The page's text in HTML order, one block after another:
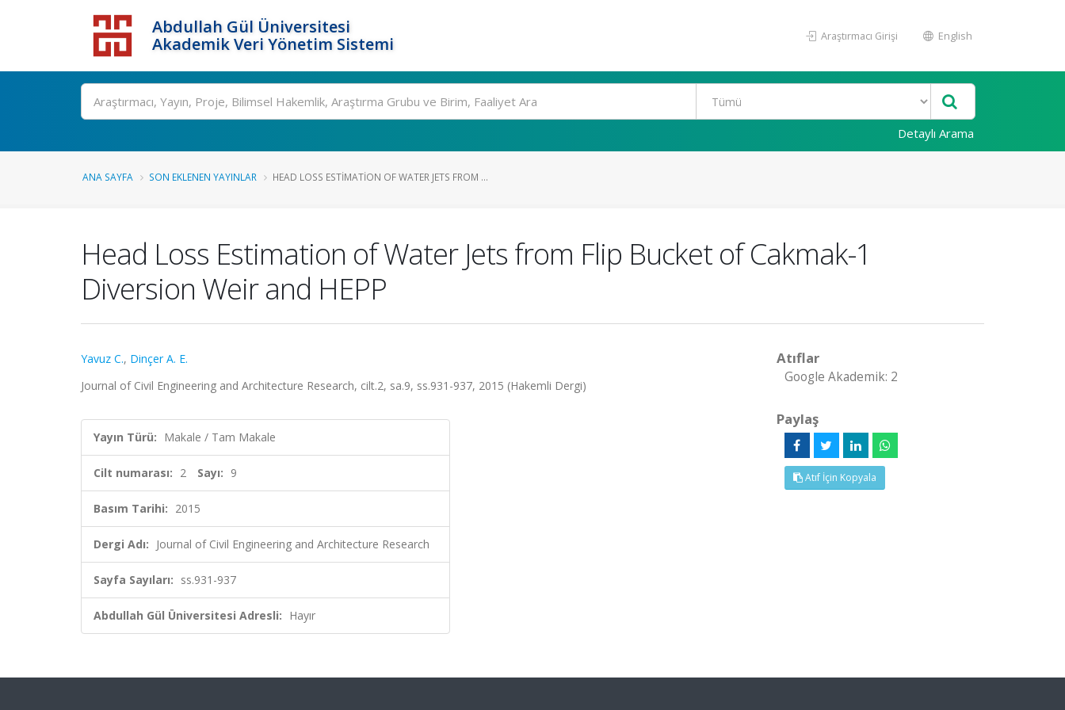
Abdullah Gül Üniversitesi
Akademik Veri Yönetim Sistemi
Araştırmacı Girişi English
Detaylı Arama
ANA SAYFA SON EKLENEN YAYINLAR HEAD LOSS ESTIMATION OF WATER JETS FROM ...
Head Loss Estimation of Water Jets from Flip Bucket of Cakmak-1
Diversion Weir and HEPP
Yavuz C., Dinçer A. E.
Journal of Civil Engineering and Architecture Research, cilt.2, sa.9, ss.931-937, 2015 (Hakemli Dergi)
Yayın Türü: Makale / Tam Makale
Cilt numarası: 2 Sayı: 9
Basım Tarihi: 2015
Dergi Adı: Journal of Civil Engineering and Architecture Research
Sayfa Sayıları: ss.931-937
Abdullah Gül Üniversitesi Adresli: Hayır
Atıflar
Google Akademik: 2
Paylaş
Atıf İçin Kopyala